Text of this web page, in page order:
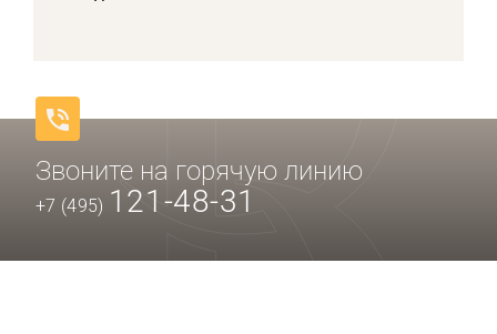
Звоните на горячую линию
+7 (495) 121-48-31